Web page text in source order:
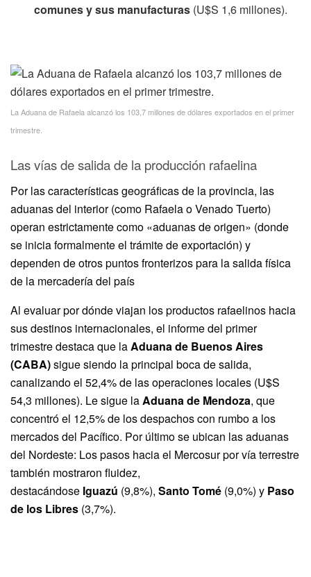
comunes y sus manufacturas (U$S 1,6 millones).
La Aduana de Rafaela alcanzó los 103,7 millones de dólares exportados en el primer
trimestre.
Las vías de salida de la producción rafaelina
Por las características geográficas de la provincia, las
aduanas del interior (como Rafaela o Venado Tuerto)
operan estrictamente como «aduanas de origen» (donde
se inicia formalmente el trámite de exportación) y
dependen de otros puntos fronterizos para la salida física
de la mercadería del país
Al evaluar por dónde viajan los productos rafaelinos hacia
sus destinos internacionales, el informe del primer
trimestre destaca que laAduana de Buenos Aires
(CABA)sigue siendo la principal boca de salida,
canalizando el 52,4% de las operaciones locales (U$S
54,3 millones). Le sigue laAduana de Mendoza, que
concentró el 12,5% de los despachos con rumbo a los
mercados del Pacífico. Por último se ubican las aduanas
del Nordeste: Los pasos hacia el Mercosur por vía terrestre
también mostraron fluidez,
destacándose Iguazú (9,8%), Santo Tomé (9,0%) y Paso
de los Libres (3,7%).